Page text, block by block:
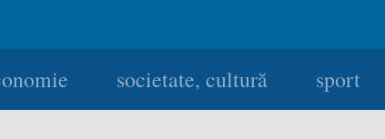
societate, cultură sport